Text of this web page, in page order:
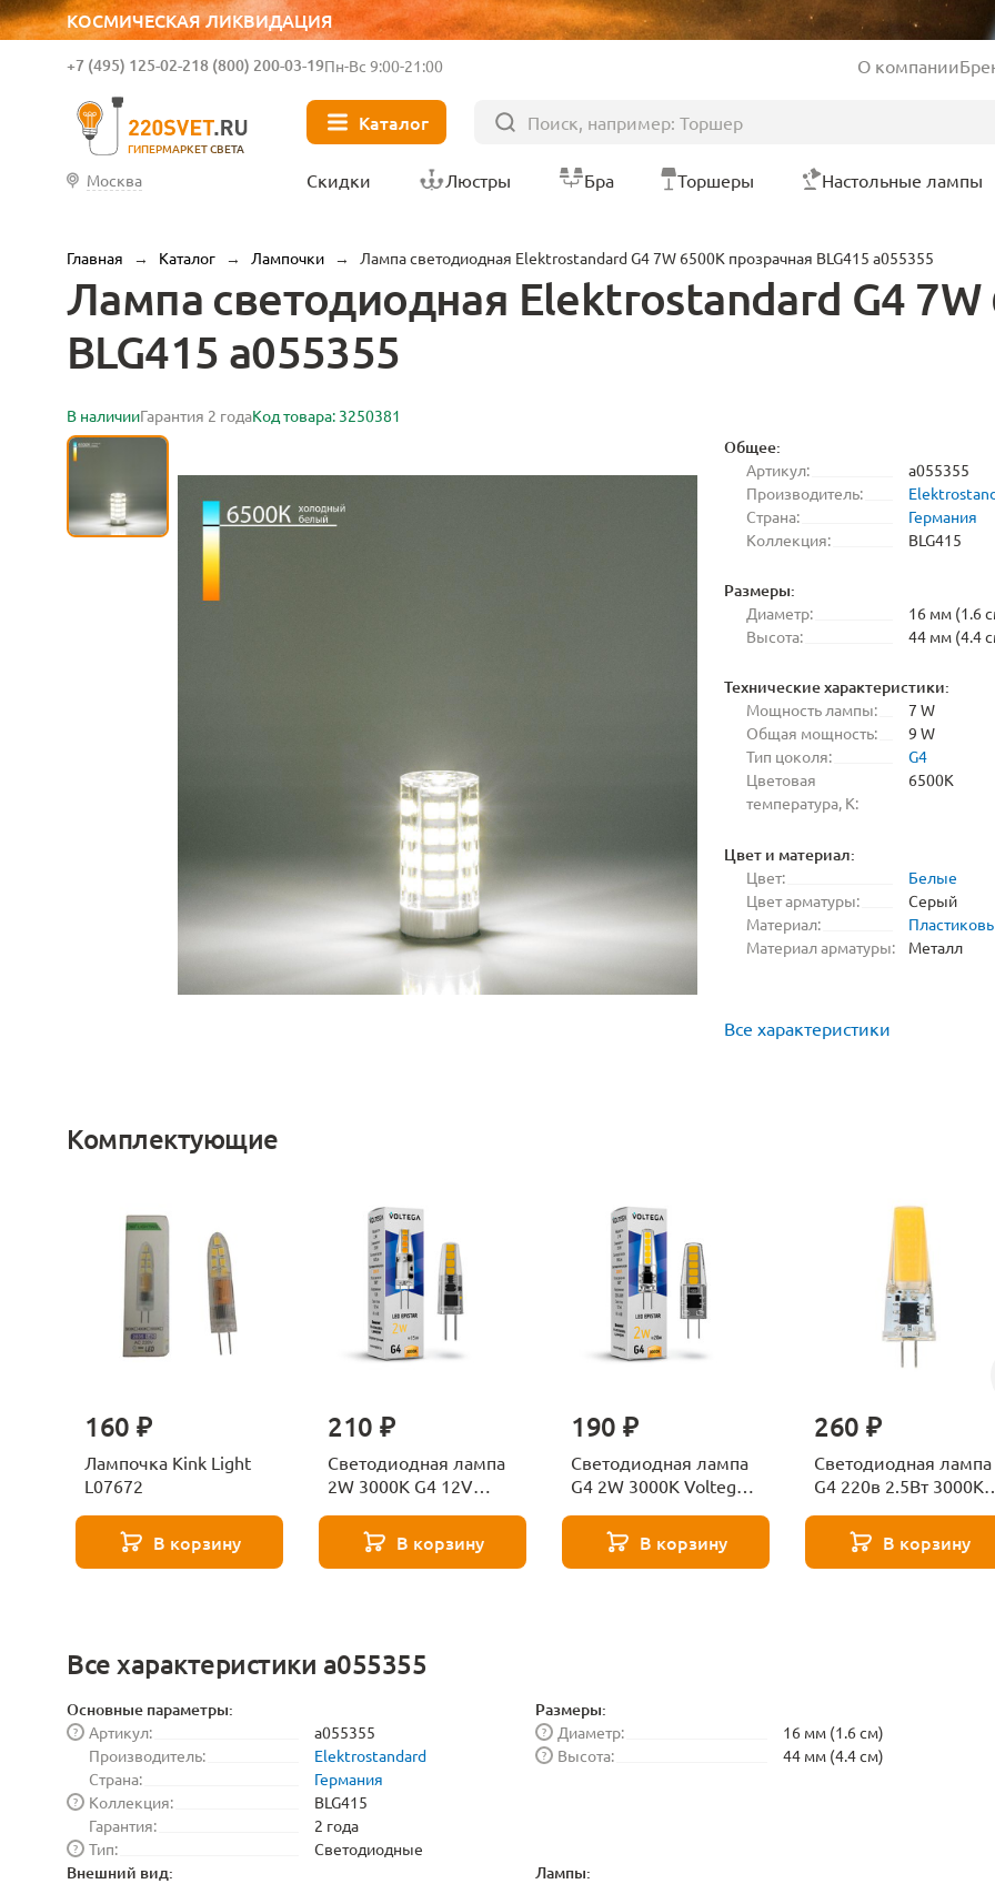
КОСМИЧЕСКАЯ ЛИКВИДАЦИЯ
ГИПЕРМАРКЕТ СВЕТА
+7 (495) 125-02-218 (800) 200-03-19Пн-Вс 9:00-21:00 О компании
Каталог
Москва Скидки Люстры Бра Торшеры Настольные лампы
Главная → Каталог → Лампочки → Лампа светодиодная Elektrostandard G4 7W 6500K прозрачная BLG415 a055355
Лампа светодиодная Elektrostandard G4 7W
BLG415 a055355
В наличииГарантия 2 годаКод товара: 3250381
Общее:
Артикул:
a055355
Производитель:
Страна:
Германия
Коллекция:
BLG415
Размеры:
Диаметр:
16 мм (1.6
Высота:
44 мм (4.4
Технические характеристики:
Мощность лампы:
7 W
Общая мощность:
9 W
Тип цоколя:
G4
Цветовая
температура, K:
6500K
Цвет и материал:
Цвет:
Белые
Цвет арматуры:
Серый
Материал:
Материал арматуры:
Металл
Все характеристики
Комплектующие
160 ₽
Лампочка Kink Light
L07672
В корзину
210 ₽
Светодиодная лампа
2W 3000K G4 12V
В корзину
190 ₽
Светодиодная лампа
G4 2W 3000K Voltega
В корзину
260 ₽
Светодиодная лампа
G4 220в 2.5Вт 3000К
В корзину
Все характеристики a055355
Основные параметры:
Артикул:
?
a055355
Производитель:
Elektrostandard
Страна:
Германия
Коллекция:
?
BLG415
Гарантия:
2 года
Тип:
? Светодиодные
Размеры:
Диаметр:
?
16 мм (1.6 см)
Высота:
? 44 мм (4.4 см)
Внешний вид: Лампы: